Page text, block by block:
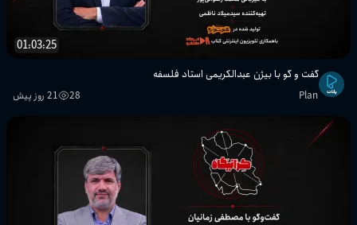
01:03:25
گفت و گو با بیژن عبدالکریمی استاد فلسفه
Plan
28 21 روز پیش